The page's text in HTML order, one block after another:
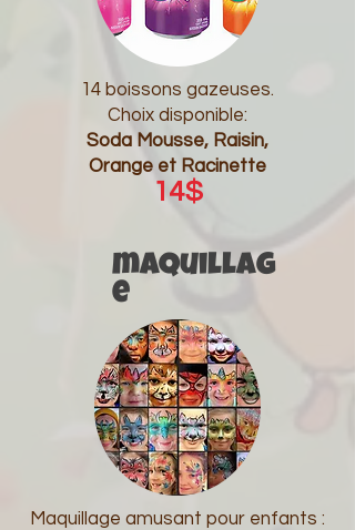
14 boissons gazeuses.
Choix disponible:
Soda Mousse, Raisin,
Orange et Racinette
14$
maquillag
e
Maquillage amusant pour enfants :